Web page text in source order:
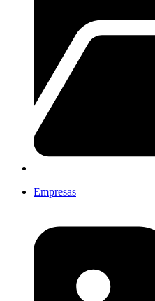
Empresas